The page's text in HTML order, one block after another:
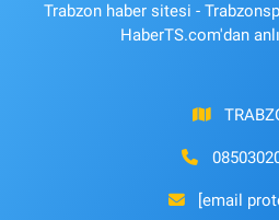
Trabzon haber sitesi -
HaberTS.com'dan
[email